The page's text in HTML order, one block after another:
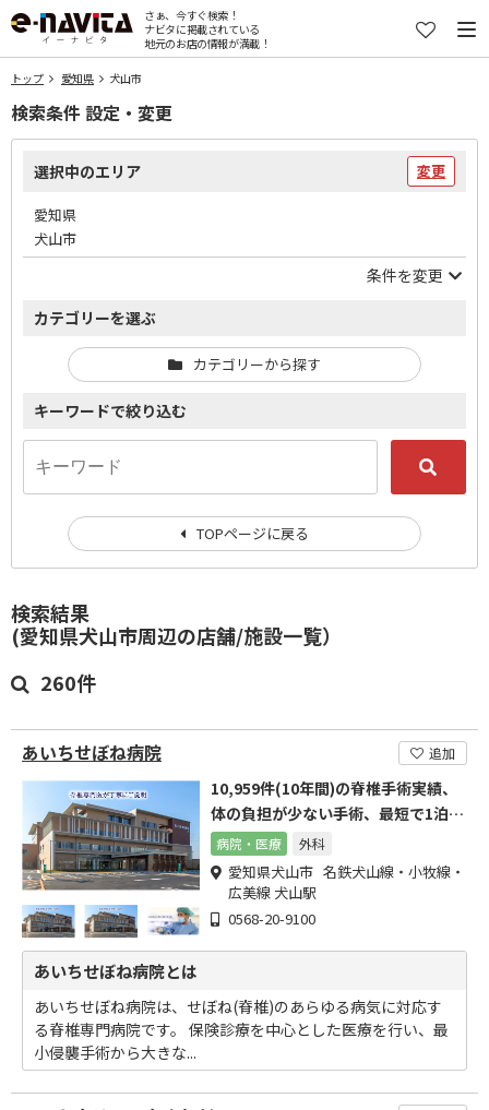
さぁ、今すぐ検索！
ナビタに掲載されている
地元のお店の情報が満載！
トップ 愛知県 犬山市
検索結果
(愛知県犬山市周辺の店舗/施設一覧）
260件
あいちせぼね病院 追加
10,959件(10年間)の脊椎手術実績、
体の負担が少ない手術、最短で1泊の
手術
病院・医療 外科
愛知県犬山市 名鉄犬山線・小牧線・
広美線 犬山駅
0568-20-9100
あいちせぼね病院とは
あいちせぼね病院は、せぼね(脊椎)のあらゆる病気に対応す
る脊椎専門病院です。 保険診療を中心とした医療を行い、最
小侵襲手術から大きな...
検索条件 設定・変更
選択中のエリア 変更
愛知県
犬山市
条件を変更
カテゴリーを選ぶ
カテゴリーから探す
キーワードで絞り込む
TOPページに戻る